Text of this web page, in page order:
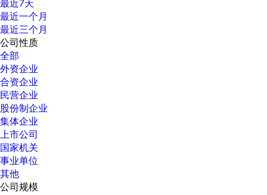
最近7天
最近一个月
最近三个月
公司性质
全部
外资企业
合资企业
民营企业
股份制企业
集体企业
上市公司
国家机关
事业单位
其他
公司规模